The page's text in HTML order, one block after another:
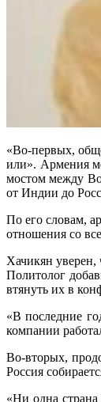
«Во-первых,
или». Армения
мостом между
от Индии до
По его словам,
отношения со
Хачикян
Политолог
втянуть их в
«В последние
компании
Во-вторых,
Россия
«Ни одна